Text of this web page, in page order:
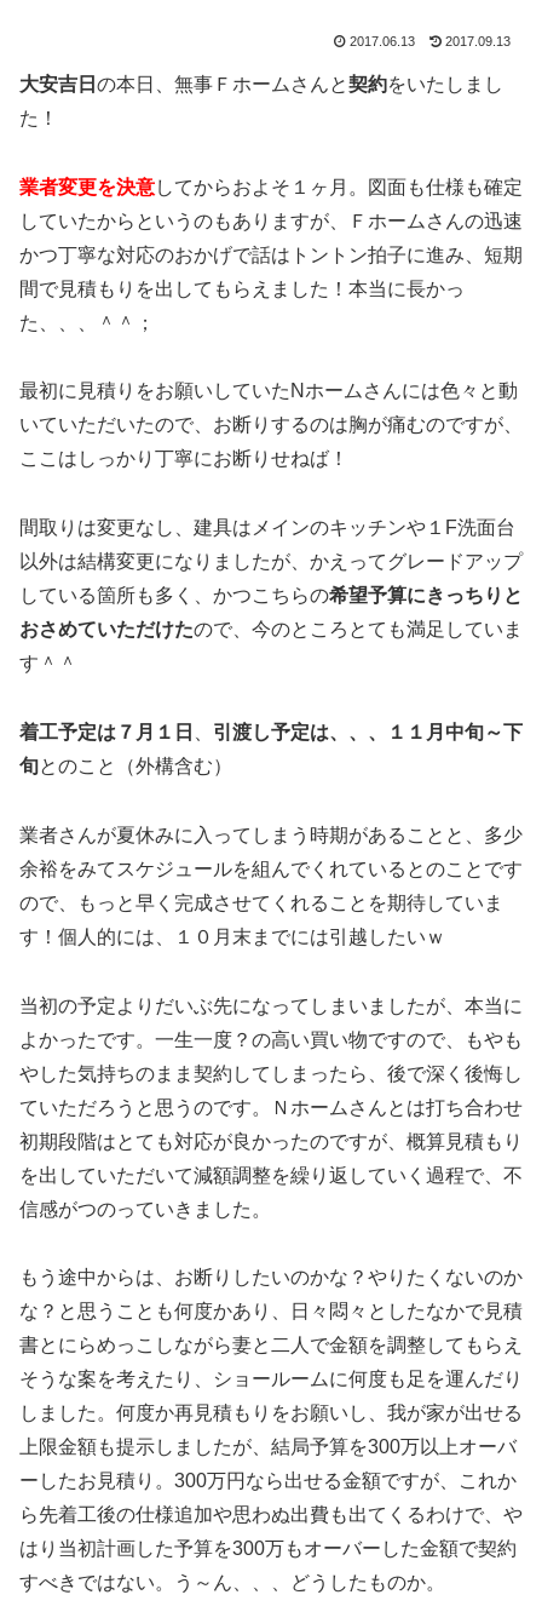
2017.06.13 2017.09.13
大安吉日 の本日、無事Ｆホームさんと契約をいたしまし
た！
業者変更を決意してからおよそ１ヶ月。図面も仕様も確定
していたからというのもありますが、Ｆホームさんの迅速
かつ丁寧な対応のおかげで話はトントン拍子に進み、短期
間で見積もりを出してもらえました！本当に長かっ
た、、、＾＾；
最初に見積りをお願いしていたNホームさんには色々と動
いていただいたので、お断りするのは胸が痛むのですが、
ここはしっかり丁寧にお断りせねば！
間取りは変更なし、建具はメインのキッチンや１F洗面台
以外は結構変更になりましたが、かえってグレードアップ
している箇所も多く、かつこちらの希望予算にきっちりと
おさめていただけたので、今のところとても満足していま
す＾＾
着工予定は７月１日
引渡し予定は、、、１１月中旬～下
旬とのこと（外構含む）
業者さんが夏休みに入ってしまう時期があることと、多少
余裕をみてスケジュールを組んでくれているとのことです
ので、もっと早く完成させてくれることを期待していま
す！個人的には、１０月末までには引越したいｗ
当初の予定よりだいぶ先になってしまいましたが、本当に
よかったです。一生一度？の高い買い物ですので、もやも
やした気持ちのまま契約してしまったら、後で深く後悔し
ていただろうと思うのです。Ｎホームさんとは打ち合わせ
初期段階はとても対応が良かったのですが、概算見積もり
を出していただいて減額調整を繰り返していく過程で、不
信感がつのっていきました。
もう途中からは、お断りしたいのかな？やりたくないのか
な？と思うことも何度かあり、日々悶々としたなかで見積
書とにらめっこしながら妻と二人で金額を調整してもらえ
そうな案を考えたり、ショールームに何度も足を運んだり
しました。何度か再見積もりをお願いし、我が家が出せる
上限金額も提示しましたが、結局予算を300万以上オーバ
ーしたお見積り。300万円なら出せる金額ですが、これか
ら先着工後の仕様追加や思わぬ出費も出てくるわけで、や
はり当初計画した予算を300万もオーバーした金額で契約
すべきではない。う～ん、、、どうしたものか。